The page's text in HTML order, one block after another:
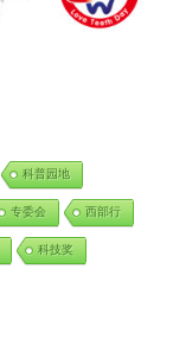
科普园地
专委会 西部行
科技奖